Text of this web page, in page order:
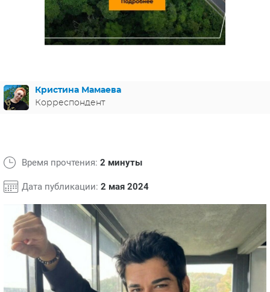
МЕЛОДРАМЫ
ФРАНЦИЯ
СВЕТСКИЕ НОВОСТИ
Кристина Мамаева
Корреспондент
Время прочтения: 2 минуты
Дата публикации: 2 мая 2024